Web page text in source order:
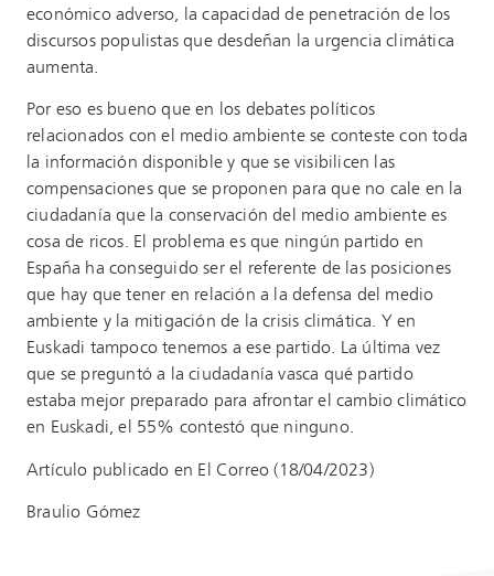
económico adverso, la capacidad de penetración de los
discursos populistas que desdeñan la urgencia climática
aumenta.
Por eso es bueno que en los debates políticos
relacionados con el medio ambiente se conteste con toda
la información disponible y que se visibilicen las
compensaciones que se proponen para que no cale en la
ciudadanía que la conservación del medio ambiente es
cosa de ricos. El problema es que ningún partido en
España ha conseguido ser el referente de las posiciones
que hay que tener en relación a la defensa del medio
ambiente y la mitigación de la crisis climática. Y en
Euskadi tampoco tenemos a ese partido. La última vez
que se preguntó a la ciudadanía vasca qué partido
estaba mejor preparado para afrontar el cambio climático
en Euskadi, el 55% contestó que ninguno.
Artículo publicado en El Correo (18/04/2023)
Braulio Gómez